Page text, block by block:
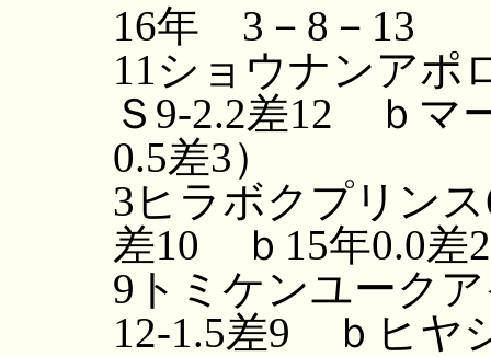
16年 3－8－13
11ショウナンア
Ｓ9-2.2差12 ｂマ
0.5差3）
3ヒラボクプリン
差10 ｂ15年0.0
9トミケンユーク
12-1.5差9 ｂヒヤ